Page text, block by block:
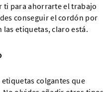
ti para ahorrarte el trabajo
conseguir el cordón por
etiquetas, claro está.
colgantes que